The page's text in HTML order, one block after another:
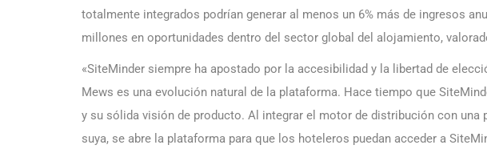
totalmente integrados podrían generar al menos un 6% más de ingresos
millones en oportunidades dentro del sector global del alojamiento,
«SiteMinder siempre ha apostado por la accesibilidad y la libertad de
Mews es una evolución natural de la plataforma. Hace tiempo que
y su sólida visión de producto. Al integrar el motor de distribución con una
suya, se abre la plataforma para que los hoteleros puedan acceder a